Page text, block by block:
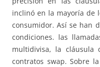
inclinó en la mayoría de
consumidor. Así se han
condiciones. las
multidivisa, la cláusula
contratos swap. Sobre